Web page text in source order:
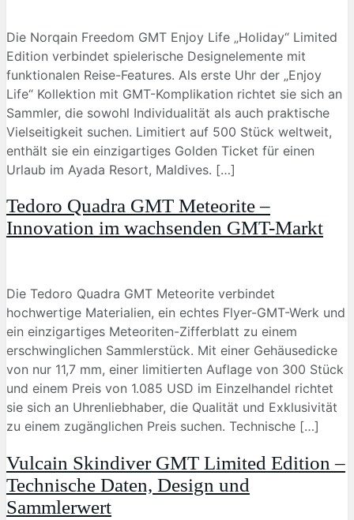
Die Norqain Freedom GMT Enjoy Life „Holiday“ Limited
Edition verbindet spielerische Designelemente mit
funktionalen Reise-Features. Als erste Uhr der „Enjoy
Life“ Kollektion mit GMT-Komplikation richtet sie sich an
Sammler, die sowohl Individualität als auch praktische
Vielseitigkeit suchen. Limitiert auf 500 Stück weltweit,
enthält sie ein einzigartiges Golden Ticket für einen
Urlaub im Ayada Resort, Maldives. […]
Tedoro Quadra GMT Meteorite –
Innovation im wachsenden GMT-Markt
Die Tedoro Quadra GMT Meteorite verbindet
hochwertige Materialien, ein echtes Flyer-GMT-Werk und
ein einzigartiges Meteoriten-Zifferblatt zu einem
erschwinglichen Sammlerstück. Mit einer Gehäusedicke
von nur 11,7 mm, einer limitierten Auflage von 300 Stück
und einem Preis von 1.085 USD im Einzelhandel richtet
sie sich an Uhrenliebhaber, die Qualität und Exklusivität
zu einem zugänglichen Preis suchen. Technische […]
Vulcain Skindiver GMT Limited Edition –
Technische Daten, Design und
Sammlerwert